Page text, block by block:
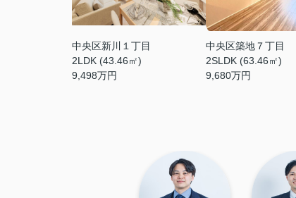
中央区新川１丁目
2LDK (43.46㎡)
9,498万円
中央区築地７丁目
2SLDK (63.46㎡)
9,680万円